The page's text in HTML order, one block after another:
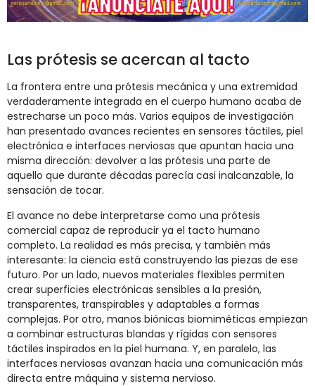
Las prótesis se acercan al tacto
La frontera entre una prótesis mecánica y una extremidad
verdaderamente integrada en el cuerpo humano acaba de
estrecharse un poco más. Varios equipos de investigación
han presentado avances recientes en sensores táctiles, piel
electrónica e interfaces nerviosas que apuntan hacia una
misma dirección: devolver a las prótesis una parte de
aquello que durante décadas parecía casi inalcanzable, la
sensación de tocar.
El avance no debe interpretarse como una prótesis
comercial capaz de reproducir ya el tacto humano
completo. La realidad es más precisa, y también más
interesante: la ciencia está construyendo las piezas de ese
futuro. Por un lado, nuevos materiales flexibles permiten
crear superficies electrónicas sensibles a la presión,
transparentes, transpirables y adaptables a formas
complejas. Por otro, manos biónicas biomiméticas empiezan
a combinar estructuras blandas y rígidas con sensores
táctiles inspirados en la piel humana. Y, en paralelo, las
interfaces nerviosas avanzan hacia una comunicación más
directa entre máquina y sistema nervioso.